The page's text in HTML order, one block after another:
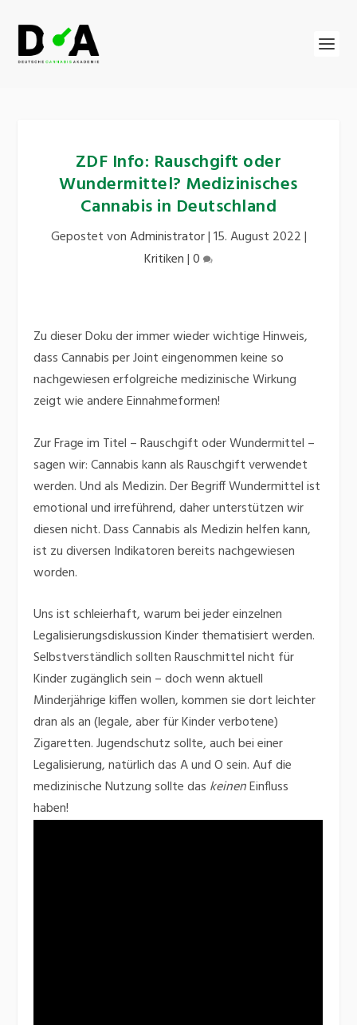
ZDF Info: Rauschgift oder
Wundermittel? Medizinisches
Cannabis in Deutschland
Gepostet vonAdministrator|15. August 2022|
Kritiken|0
Zu dieser Doku der immer wieder wichtige Hinweis,
dass Cannabis per Joint eingenommen keine so
nachgewiesen erfolgreiche medizinische Wirkung
zeigt wie andere Einnahmeformen!
Zur Frage im Titel – Rauschgift oder Wundermittel –
sagen wir: Cannabis kann als Rauschgift verwendet
werden. Und als Medizin. Der Begriff Wundermittel ist
emotional und irreführend, daher unterstützen wir
diesen nicht. Dass Cannabis als Medizin helfen kann,
ist zu diversen Indikatoren bereits nachgewiesen
worden.
Uns ist schleierhaft, warum bei jeder einzelnen
Legalisierungsdiskussion Kinder thematisiert werden.
Selbstverständlich sollten Rauschmittel nicht für
Kinder zugänglich sein – doch wenn aktuell
Minderjährige kiffen wollen, kommen sie dort leichter
dran als an (legale, aber für Kinder verbotene)
Zigaretten. Jugendschutz sollte, auch bei einer
Legalisierung, natürlich das A und O sein. Auf die
medizinische Nutzung sollte das keinenEinfluss
haben!